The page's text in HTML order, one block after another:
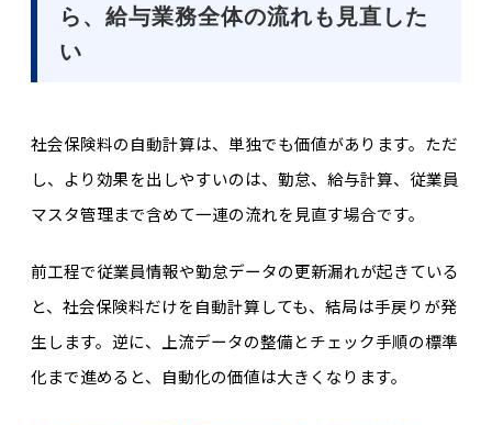
ら、給与業務全体の流れも見直した
い
社会保険料の自動計算は、単独でも価値があります。ただ
し、より効果を出しやすいのは、勤怠、給与計算、従業員
マスタ管理まで含めて一連の流れを見直す場合です。
前工程で従業員情報や勤怠データの更新漏れが起きている
と、社会保険料だけを自動計算しても、結局は手戻りが発
生します。逆に、上流データの整備とチェック手順の標準
化まで進めると、自動化の価値は大きくなります。